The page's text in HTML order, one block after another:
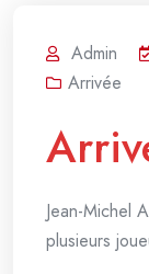
Admin
Arrivée
Jean-Michel
plusieurs